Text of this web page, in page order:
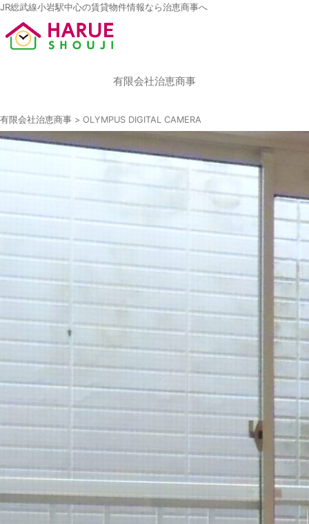
JR総武線小岩駅中心の賃貸物件情報なら治恵商事へ
有限会社治恵商事
有限会社治恵商事 > OLYMPUS DIGITAL CAMERA